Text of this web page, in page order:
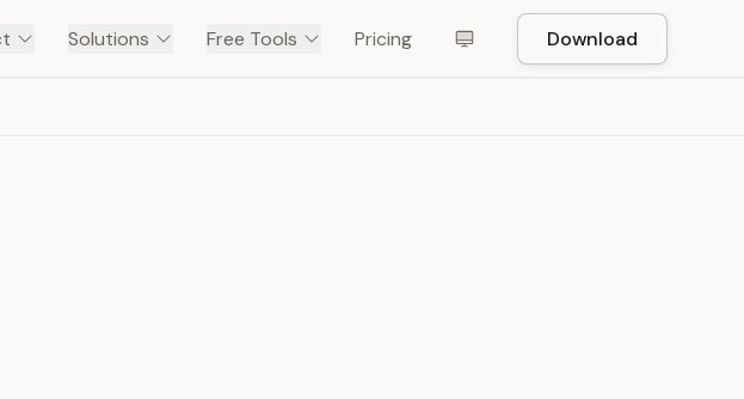
Solutions Free Tools Pricing Download